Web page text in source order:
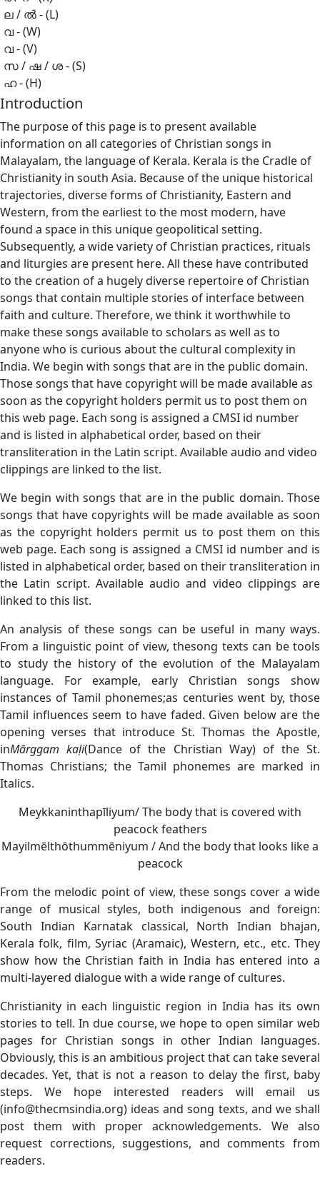
ല / ൽ - (L)
വ - (W)
വ - (V)
സ / ഷ / ശ - (S)
ഹ - (H)
Introduction
The purpose of this page is to present available
information on all categories of Christian songs in
Malayalam, the language of Kerala. Kerala is the Cradle of
Christianity in south Asia. Because of the unique historical
trajectories, diverse forms of Christianity, Eastern and
Western, from the earliest to the most modern, have
found a space in this unique geopolitical setting.
Subsequently, a wide variety of Christian practices, rituals
and liturgies are present here. All these have contributed
to the creation of a hugely diverse repertoire of Christian
songs that contain multiple stories of interface between
faith and culture. Therefore, we think it worthwhile to
make these songs available to scholars as well as to
anyone who is curious about the cultural complexity in
India. We begin with songs that are in the public domain.
Those songs that have copyright will be made available as
soon as the copyright holders permit us to post them on
this web page. Each song is assigned a CMSI id number
and is listed in alphabetical order, based on their
transliteration in the Latin script. Available audio and video
clippings are linked to the list.
We begin with songs that are in the public domain. Those
songs that have copyrights will be made available as soon
as the copyright holders permit us to post them on this
web page. Each song is assigned a CMSI id number and is
listed in alphabetical order, based on their transliteration in
the Latin script. Available audio and video clippings are
linked to this list.
An analysis of these songs can be useful in many ways.
From a linguistic point of view, thesong texts can be tools
to study the history of the evolution of the Malayalam
language. For example, early Christian songs show
instances of Tamil phonemes;as centuries went by, those
Tamil influences seem to have faded. Given below are the
opening verses that introduce St. Thomas the Apostle,
inMārggam kaḷi(Dance of the Christian Way) of the St.
Thomas Christians; the Tamil phonemes are marked in
Italics.
Meykkaninthapīliyum/ The body that is covered with
peacock feathers
Mayilmēlthōthummēniyum / And the body that looks like a
peacock
From the melodic point of view, these songs cover a wide
range of musical styles, both indigenous and foreign:
South Indian Karnatak classical, North Indian bhajan,
Kerala folk, film, Syriac (Aramaic), Western, etc., etc. They
show how the Christian faith in India has entered into a
multi-layered dialogue with a wide range of cultures.
Christianity in each linguistic region in India has its own
stories to tell. In due course, we hope to open similar web
pages for Christian songs in other Indian languages.
Obviously, this is an ambitious project that can take several
decades. Yet, that is not a reason to delay the first, baby
steps. We hope interested readers will email us
(info@thecmsindia.org) ideas and song texts, and we shall
post them with proper acknowledgements. We also
request corrections, suggestions, and comments from
readers.